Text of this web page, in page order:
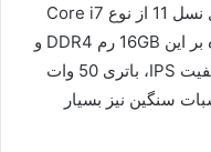
است. یک لپ تاپ فلزی با پردازنده اینتل نسل 11 از نوع Core i7
1165G7 که 12 مگابایت کش دارد. علاوه بر این 16GB رم DDR4 و
1TB حافظه NVMe، صفحه نمایش با کیفیت IPS، باتری 50 وات
محاسبات سنگین نیز بسیار